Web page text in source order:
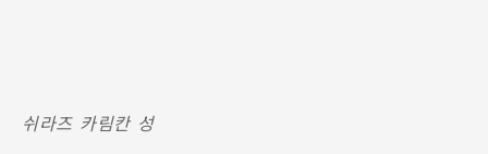
쉬라즈 카림칸 성